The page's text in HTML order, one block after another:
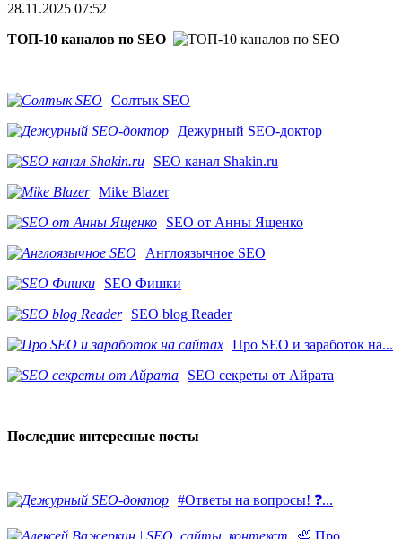
28.11.2025 07:52
ТОП-10 каналов по SEO
Солтык SEO
Дежурный SEO-доктор
SEO канал Shakin.ru
Mike Blazer
SEO от Анны Ященко
Англоязычное SEO
SEO Фишки
SEO blog Reader
Про SEO и заработок на...
SEO секреты от Айрата
Последние интересные посты
#Ответы на вопросы! ❓...
🦥 Про